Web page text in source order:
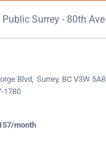
Blvd, Surrey, BC V3W 5A8
1780
month